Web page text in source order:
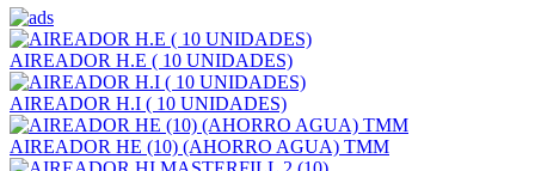
AIREADOR H.E ( 10 UNIDADES)
AIREADOR H.I ( 10 UNIDADES)
AIREADOR HE (10) (AHORRO AGUA) TMM